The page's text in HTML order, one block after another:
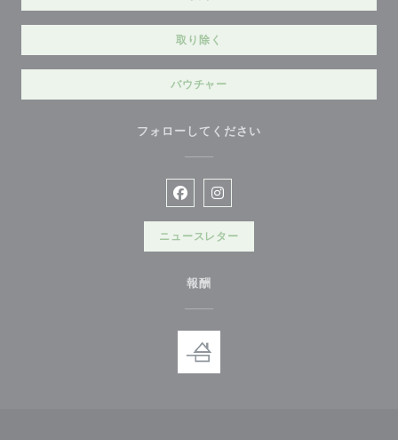
取り除く
バウチャー
フォローしてください
Facebook ((新しいウィンドウで
Instagram ((新しいウィンド
ニュースレター
報酬